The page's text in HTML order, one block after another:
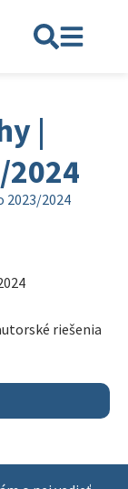
|
2024
2023/2024
riešenia